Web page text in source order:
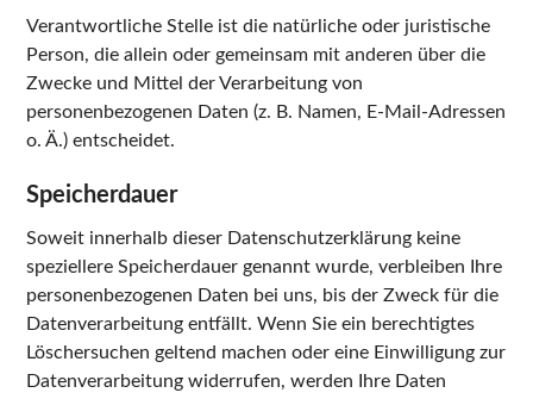
Verantwortliche Stelle ist die natürliche oder juristische
Person, die allein oder gemeinsam mit anderen über die
Zwecke und Mittel der Verarbeitung von
personenbezogenen Daten (z. B. Namen, E-Mail-Adressen
o. Ä.) entscheidet.
Speicherdauer
Soweit innerhalb dieser Datenschutzerklärung keine
speziellere Speicherdauer genannt wurde, verbleiben Ihre
personenbezogenen Daten bei uns, bis der Zweck für die
Datenverarbeitung entfällt. Wenn Sie ein berechtigtes
Löschersuchen geltend machen oder eine Einwilligung zur
Datenverarbeitung widerrufen, werden Ihre Daten